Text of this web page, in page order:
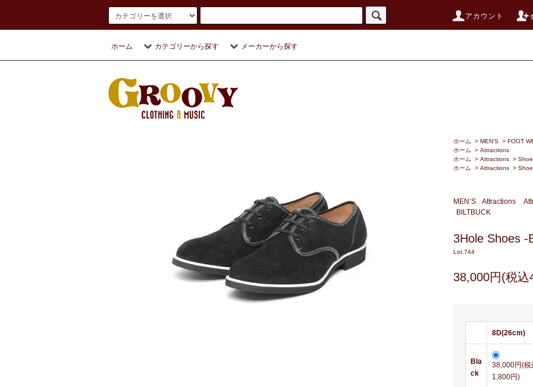
アカウント
ホーム カテゴリーから探す メーカーから探す
ホーム > MEN’S > FOOT
ホーム
> Attractions
ホーム
> Attractions >
ホーム
> Attractions >
MEN’S Attractions
BILTBUCK
3Hole Shoes -
Lot.744
38,000円(税込
8D(26cm)
Bla
ck
38,000円(税
1,800円)